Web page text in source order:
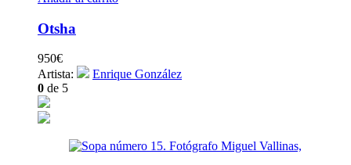
Otsha
950€
Artista:
Enrique González
0 de 5